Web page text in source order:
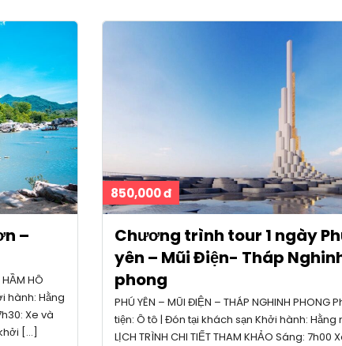
–
HẦM HÔ
hành: Hằng
Xe và
[…]
850,000 đ
Chương trình tour 1 ngày
yên – Mũi Điện- Tháp
phong
PHÚ YÊN – MŨI ĐIỆN – THÁP NGHINH PHONG
tiện: Ô tô | Đón tại khách sạn Khởi hành: Hằng
LỊCH TRÌNH CHI TIẾT THAM KHẢO Sáng: 7h00